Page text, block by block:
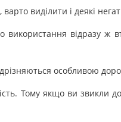
виділити і деякі
використання відразу ж
особливою
Тому якщо ви звикли